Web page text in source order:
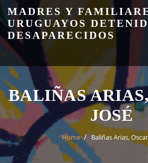
Skip
to
content
MADRES Y
URUGUAYOS
DESAPARECIDOS
BALIÑAS
JOSÉ
Home Baliñas Arias,